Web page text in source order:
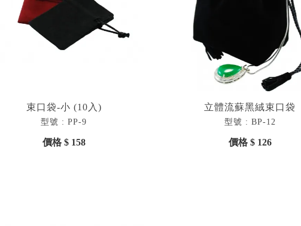
束口袋-小 (10入)
型號 : PP-9
價格 $ 158
立體流蘇黑絨束口袋
型號 : BP-12
價格 $ 126